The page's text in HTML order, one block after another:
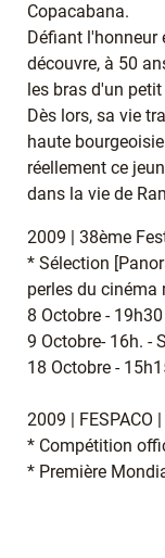
Copacabana.
Défiant l'honneur
découvre, à 50
les bras d'un
Dès lors, sa vie
haute
réellement ce
dans la vie de
2009 | 38ème
* Sélection
perles du cinéma
8 Octobre -
9 Octobre- 16h. -
18 Octobre -
2009 | FESPACO
* Compétition
* Première